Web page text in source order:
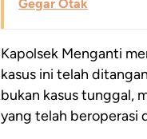
Gegar Otak
Kapolsek Menganti
kasus ini telah
bukan kasus tunggal,
yang telah beroperasi